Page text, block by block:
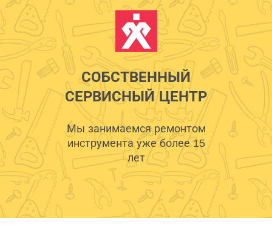
СОБСТВЕННЫЙ
СЕРВИСНЫЙ ЦЕНТР
Мы занимаемся ремонтом
инструмента уже более 15
лет